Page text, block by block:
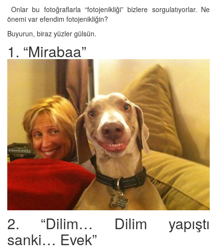
Onlar bu fotoğraflarla “fotojenikliği” bizlere sorgulatıyorlar. Ne
önemi var efendim fotojenikliğin?
Buyurun, biraz yüzler gülsün.
1. “Mirabaa”
2. “Dilim… Dilim yapıştı
sanki… Evek”